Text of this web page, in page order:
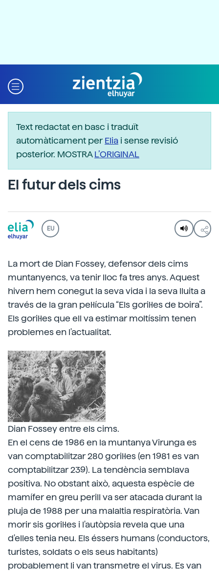
Text redactat en basc i traduït
automàticament perElia i sense revisió
posterior. MOSTRAL’ORIGINAL
El futur dels cims
EU
La mort de Dian Fossey, defensor dels cims
muntanyencs, va tenir lloc fa tres anys. Aquest
hivern hem conegut la seva vida i la seva lluita a
través de la gran pel·lícula “Els goril·les de boira”.
Els goril·les que ell va estimar moltíssim tenen
problemes en l'actualitat.
Dian Fossey entre els cims.
En el cens de 1986 en la muntanya Virunga es
van comptabilitzar 280 goril·les (en 1981 es van
comptabilitzar 239). La tendència semblava
positiva. No obstant això, aquesta espècie de
mamífer en greu perill va ser atacada durant la
pluja de 1988 per una malaltia respiratòria. Van
morir sis goril·les i l'autòpsia revela que una
d'elles tenia neu. Els éssers humans (conductors,
turistes, soldats o els seus habitants)
probablement li van transmetre el virus. Es van